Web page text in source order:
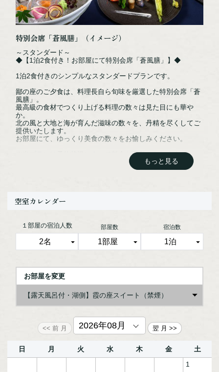
NPO法人阿寒観光協会まちづくり推進機
〒085-0467
北海道釧路市阿寒町阿寒湖温泉2丁目6-20
TEL：0154-67-3200
FAX：0154-67-3024
［営業時間］ 9:00～18:00
※12/31～1/1は休館
NPO法人阿寒観光協会まちづくり推進機構オフィシャルサイトはこちら
特別会席「蒼風膳」（イメージ）
～スタンダード～
◆【1泊2食付き！お部屋にて特別会席「蒼風膳」】◆
1泊2食付きのシンプルなスタンダードプランです。
鄙の座のご夕食は、料理長自ら旬味を厳選した特別会席「蒼
風膳」。
最高級の食材でつくり上げる料理の数々は見た目にも華や
か。
北の風と大地と海が育んだ滋味の数々を、丹精を尽くしてご
提供いたします。
お部屋にて、ゆっくり美食の数々をお愉しみください。
※当プランは予約状況によって料金が変動いたします。
※予約完了後の変更は、その時点での販売料金が適用となり
■ご朝食／お部屋にて和定食
※お食事会場が、個室お食事処に変更になる場合がございま
す。
ール類・ソフトドリンク、冷蔵庫のドリンクはご宿泊代に含
まれています。
一部メニューは除きます。）
もっと見る
空室カレンダー
１部屋の宿泊人数 部屋数 宿泊数
お部屋を変更
【露天風呂付・湖側】霞の座スイート（禁煙）
日 月 火 水 木 金
土
1